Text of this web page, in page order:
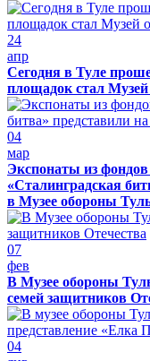
24
апр
Сегодня в Туле
площадок стал
04
мар
Экспонаты из
«Сталинградская
в Музее обороны
07
фев
В Музее обороны
семей защитников
04